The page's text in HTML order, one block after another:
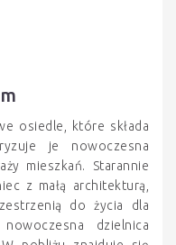
osiedle, które składa
je nowoczesna
mieszkań. Starannie
z małą architekturą,
do życia dla
dzielnica